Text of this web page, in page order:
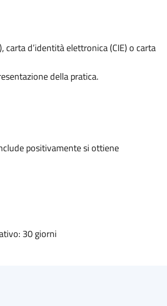
d’identità elettronica (CIE) o carta
della pratica.
positivamente si ottiene
30 giorni